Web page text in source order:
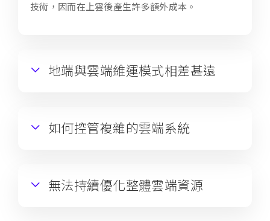
技術，因而在上雲後產生許多額外成本。
地端與雲端維運模式相差甚遠
如何控管複雜的雲端系統
無法持續優化整體雲端資源